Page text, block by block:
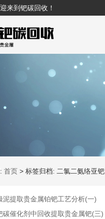
来到钯碳回收！
首页 > 标签归档: 二氯二氨络亚钯
泥提取贵金属铂钯工艺分析(一)
碳催化剂中回收提取贵金属钯(三)